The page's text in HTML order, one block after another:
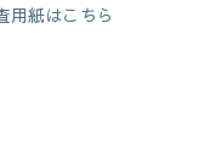
用紙はこちら